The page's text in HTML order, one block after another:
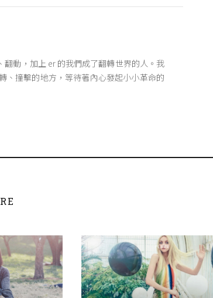
翻動，加上 er 的我們成了翻轉世界的人。我
、撞擊的地方，等待著內心發起小小革命的